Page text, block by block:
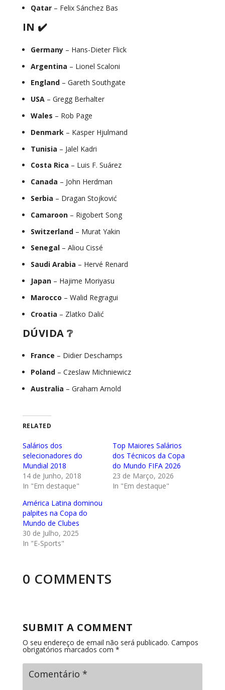
Qatar– Felix Sánchez Bas
IN ✔️
Germany– Hans-Dieter Flick
Argentina – Lionel Scaloni
England– Gareth Southgate
USA– Gregg Berhalter
Wales – Rob Page
Denmark– Kasper Hjulmand
Tunisia – Jalel Kadri
Costa Rica – Luis F. Suárez
Canada – John Herdman
Serbia – Dragan Stojković
Camaroon– Rigobert Song
Switzerland– Murat Yakin
Senegal– Aliou Cissé
Saudi Arabia – Hervé Renard
Japan– Hajime Moriyasu
Marocco – Walid Regragui
Croatia – Zlatko Dalić
DÚVIDA ❔
France – Didier Deschamps
Poland– Czeslaw Michniewicz
Australia – Graham Arnold
RELATED
Salários dos
selecionadores do
Mundial 2018
14 de Junho, 2018
In "Em destaque"
Top Maiores Salários
dos Técnicos da Copa
do Mundo FIFA 2026
23 de Março, 2026
In "Em destaque"
América Latina dominou
palpites na Copa do
Mundo de Clubes
30 de Julho, 2025
In "E-Sports"
0 COMMENTS
SUBMIT A COMMENT
O seu endereço de email não será publicado. Campos
obrigatórios marcados com *